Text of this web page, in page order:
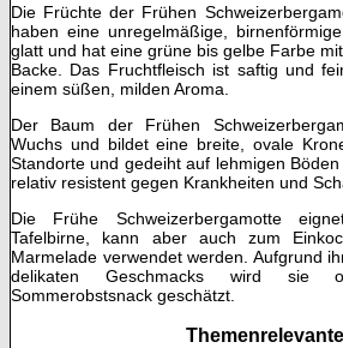
Die Früchte der Frühen
haben eine unregelmäßige,
glatt und hat eine grüne bis gelbe Farbe
Backe. Das Fruchtfleisch ist saftig und
einem süßen, milden Aroma.
Der Baum der Frühen
Wuchs und bildet eine breite, ovale
Standorte und gedeiht auf lehmigen
relativ resistent gegen Krankheiten und
Die Frühe Schweizerbergamotte
Tafelbirne, kann aber auch zum
Marmelade verwendet werden. Aufgrund
delikaten Geschmacks wird sie
Sommerobstsnack geschätzt.